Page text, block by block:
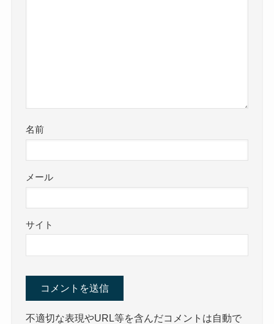
名前
メール
サイト
不適切な表現やURL等を含んだコメントは自動で